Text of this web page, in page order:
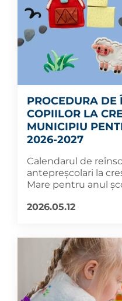
PROCEDURA DE
COPIILOR LA
MUNICIPIU
2026-2027
Calendarul de
antepreșcolari la
Mare pentru anul
2026.05.12